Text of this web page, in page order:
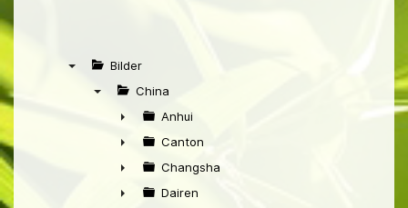
Bilder
China
►
Anhui
►
Canton
►
Changsha
Dairen